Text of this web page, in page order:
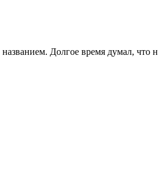
Долгое время думал, что